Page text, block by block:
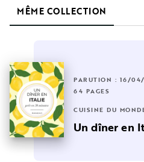
MÊME COLLECTION
PARUTION : 16/
64 PAGES
CUISINE DU
Un dîner en